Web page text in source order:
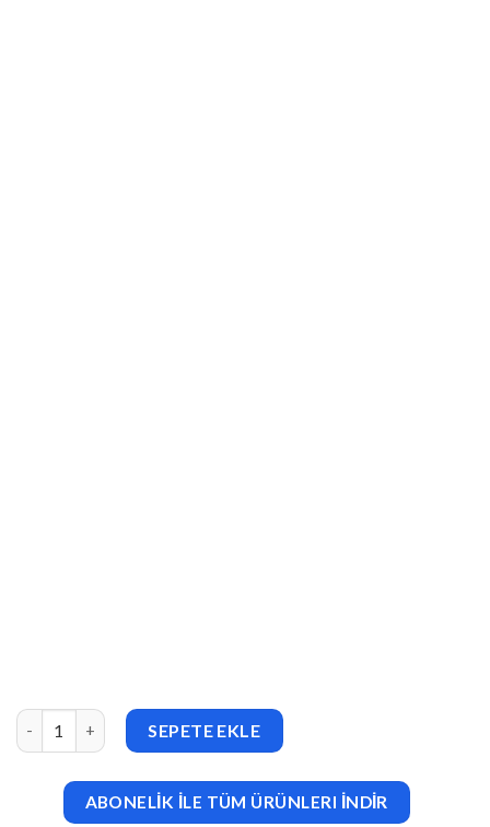
R&F (v1.5.0) Roof & Floor WordPress Theme adet
SEPETE EKLE
ABONELİK İLE TÜM ÜRÜNLERI İNDİR